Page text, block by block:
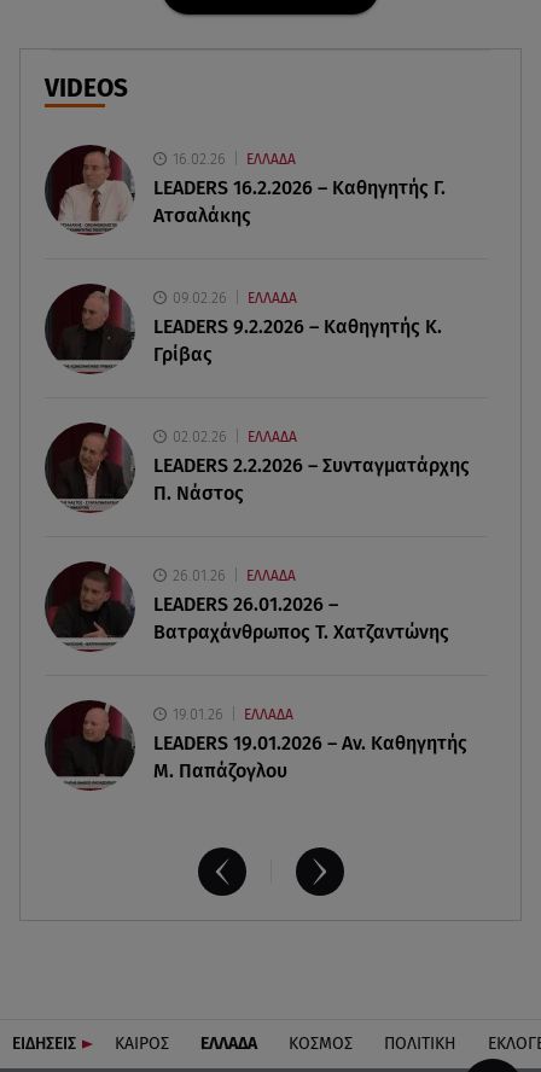
«Ισλαμικό ΝΑΤΟ»: Πώς επηρεάζεται η Ελλάδα
Τραγωδία στην Πάρο: Νεκρό 4χρονο παιδί σε
πισίνα
500 για το 2026
08.08.26 , 17:45
08.08.26 , 17:44
Νεκρή μεγαλόσωμη αρκούδα στην Καστοριά,
πιθανόν από πυροβολισμό
08.08.26 , 17:32
Τζο Μπάιντεν: Ο καρκίνος έχει εξαπλωθεί - Η
ανακοίνωση του γιου του
VIDEOS
16.02.26 ΕΛΛΑΔΑ
LEADERS 16.2.2026 – Καθηγητής Γ.
Ατσαλάκης
09.02.26 ΕΛΛΑΔΑ
LEADERS 9.2.2026 – Καθηγητής Κ.
Γρίβας
02.02.26 ΕΛΛΑΔΑ
LEADERS 2.2.2026 – Συνταγματάρχης
Π. Νάστος
26.01.26 ΕΛΛΑΔΑ
LEADERS 26.01.2026 –
Βατραχάνθρωπος Τ. Χατζαντώνης
19.01.26 ΕΛΛΑΔΑ
LEADERS 19.01.2026 – Αν. Καθηγητής
Μ. Παπάζογλου
ΕΙΔΗΣΕΙΣ ΚΑΙΡΟΣ ΕΛΛΑΔΑ ΚΟΣΜΟΣ ΠΟΛΙΤΙΚΗ